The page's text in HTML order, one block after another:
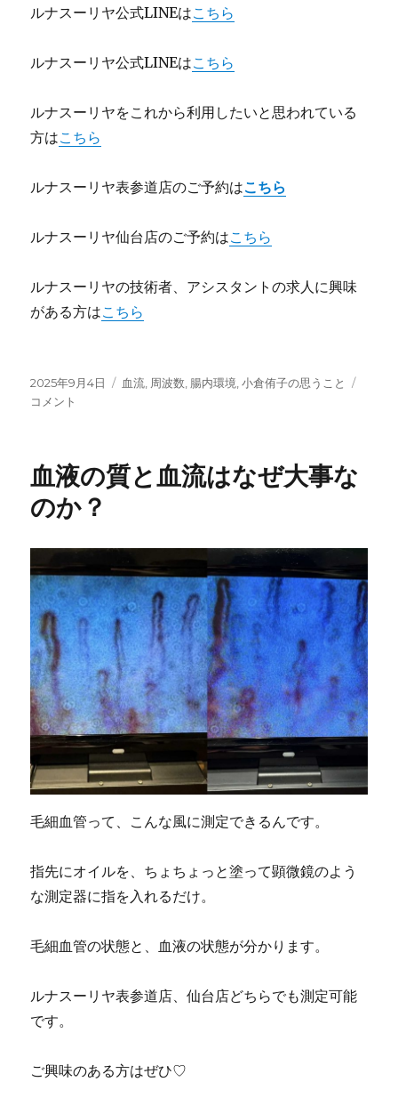
ルナスーリヤ公式LINEはこちら
ルナスーリヤ公式LINEはこちら
ルナスーリヤをこれから利用したいと思われている
方はこちら
ルナスーリヤ表参道店のご予約はこちら
ルナスーリヤ仙台店のご予約はこちら
ルナスーリヤの技術者、アシスタントの求人に興味
がある方はこちら
投
稿
2025年9月4日
カ
血流 周波数 腸内環境 ,小倉侑子の思うこと
コメント
血液の質と血流はなぜ大事な
のか？
毛細血管って、こんな風に測定できるんです。
指先にオイルを、ちょちょっと塗って顕微鏡のよう
な測定器に指を入れるだけ。
毛細血管の状態と、血液の状態が分かります。
ルナスーリヤ表参道店、仙台店どちらでも測定可能
です。
ご興味のある方はぜひ♡